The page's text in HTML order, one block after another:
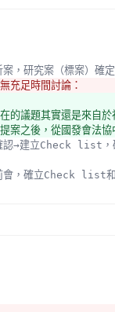
案，研究案（標案）
足時間討論：
議題其實還是來自於
後，從國發會法協中
會，確立Check list